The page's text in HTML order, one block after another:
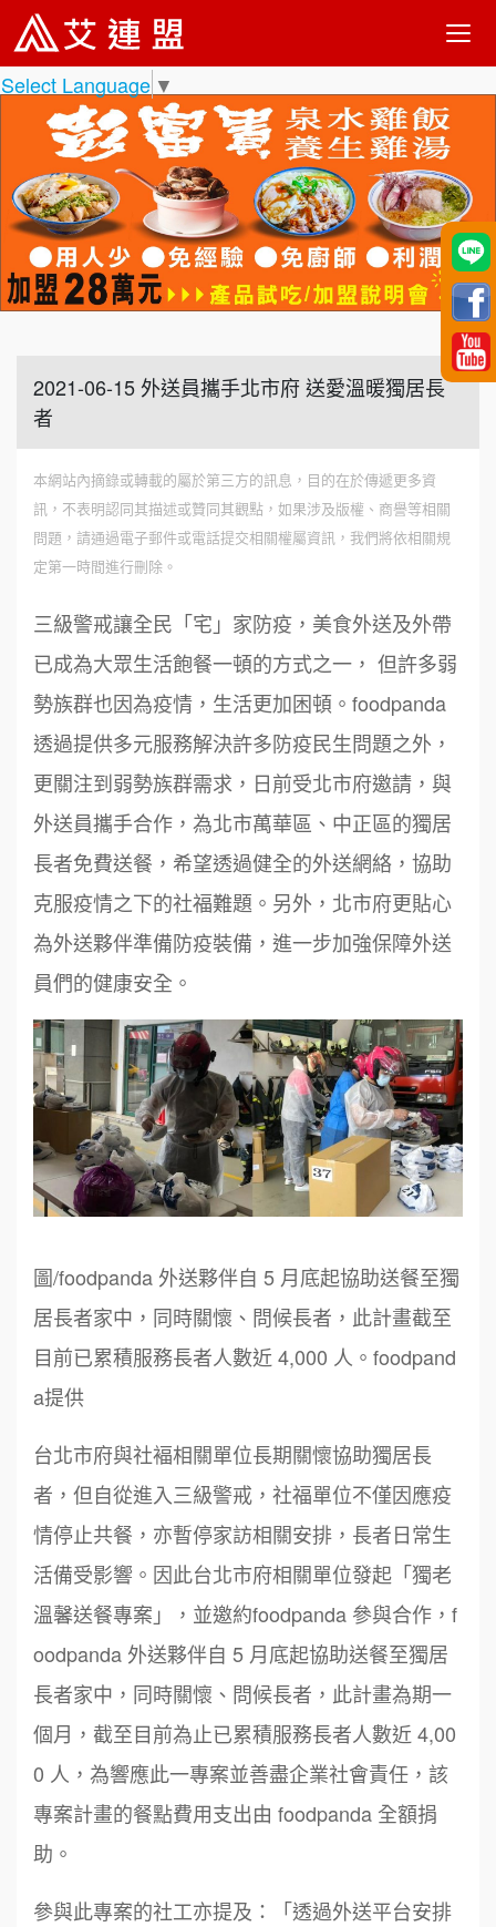
Select Language ▼
2021-06-15 外送員攜手北市府 送愛溫暖獨居長
者
本網站內摘錄或轉載的屬於第三方的訊息，目的在於傳遞更多資
訊，不表明認同其描述或贊同其觀點，如果涉及版權、商譽等相關
問題，請通過電子郵件或電話提交相關權屬資訊，我們將依相關規
定第一時間進行刪除。
三級警戒讓全民「宅」家防疫，美食外送及外帶
已成為大眾生活飽餐一頓的方式之一， 但許多弱
勢族群也因為疫情，生活更加困頓。foodpanda
透過提供多元服務解決許多防疫民生問題之外，
更關注到弱勢族群需求，日前受北市府邀請，與
外送員攜手合作，為北市萬華區、中正區的獨居
長者免費送餐，希望透過健全的外送網絡，協助
克服疫情之下的社福難題。另外，北市府更貼心
為外送夥伴準備防疫裝備，進一步加強保障外送
員們的健康安全。
圖/foodpanda 外送夥伴自 5 月底起協助送餐至獨
居長者家中，同時關懷、問候長者，此計畫截至
目前已累積服務長者人數近 4,000 人。foodpand
a提供
台北市府與社褔相關單位長期關懷協助獨居長
者，但自從進入三級警戒，社福單位不僅因應疫
情停止共餐，亦暫停家訪相關安排，長者日常生
活備受影響。因此台北市府相關單位發起「獨老
溫馨送餐專案」，並邀約foodpanda 參與合作，f
oodpanda 外送夥伴自 5 月底起協助送餐至獨居
長者家中，同時關懷、問候長者，此計畫為期一
個月，截至目前為止已累積服務長者人數近 4,00
0 人，為響應此一專案並善盡企業社會責任，該
專案計畫的餐點費用支出由 foodpanda 全額捐
助。
參與此專案的社工亦提及：「透過外送平台安排